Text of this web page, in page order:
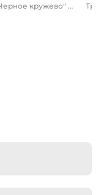
Бралетт "Черное кружево" женский